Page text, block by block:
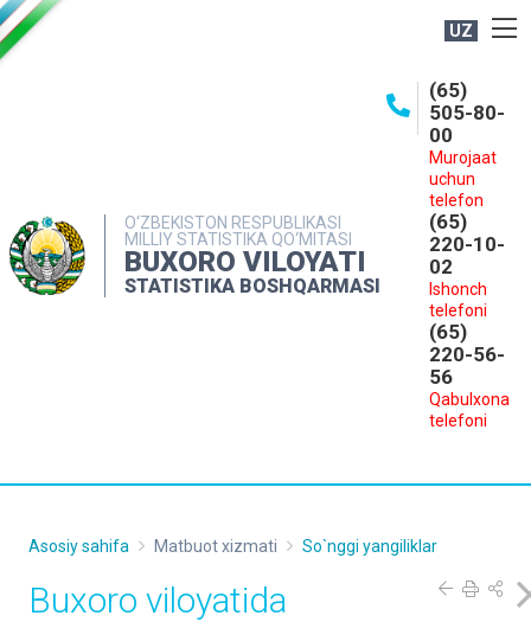
UZ
O‘ZBEKISTON RESPUBLIKASI
MILLIY STATISTIKA QO‘MITASI
BUXORO VILOYATI
STATISTIKA BOSHQARMASI
(65)
505-80-
00
Murojaat
uchun
telefon
(65)
220-10-
02
Ishonch
telefoni
(65)
220-56-
56
Qabulxona
telefoni
MATBUOT XIZMATI
MUROJAATLAR
Asosiy sahifa Matbuot xizmati So`nggi yangiliklar
Buxoro viloyatida